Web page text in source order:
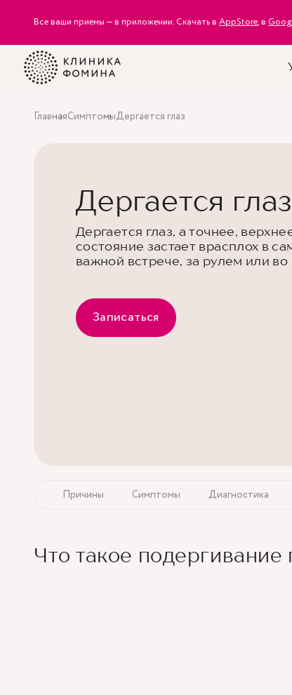
Все ваши приемы — в приложении. Скачать в AppStore, в
ГлавнаяСимптомыДергается глаз
Дергается глаз
Дергается глаз, а точнее,
состояние застает врасплох в
важной встрече, за рулем или
Записаться
Причины Симптомы Диагностика
Что такое подергивание